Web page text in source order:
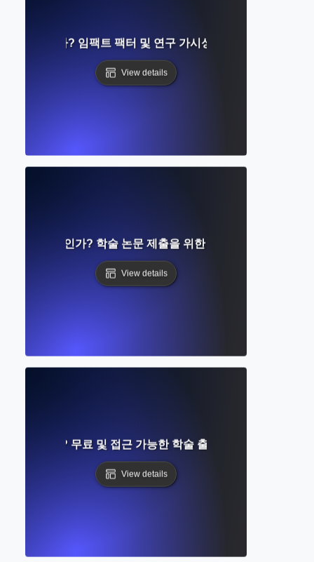
란 무엇인가? 임팩트 팩터 및 연구 가시성에 대한 완벽한 가이
View details
출이란 무엇인가? 학술 논문 제출을 위한 단계별 완벽 가이드
View details
무엇인가? 무료 및 접근 가능한 학술 출판에 대한 완벽한 가
View details